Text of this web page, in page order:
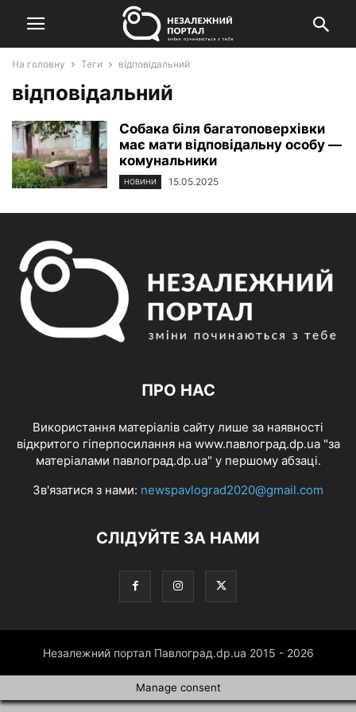
На головну Теги відповідальний
відповідальний
Собака біля багатоповерхівки
має мати відповідальну особу ―
комунальники
НОВИНИ 15.05.2025
ПРО НАС
Використання матеріалів сайту лише за наявності
відкритого гіперпосилання на www.павлоград.dp.ua "за
матеріалами павлоград.dp.ua" у першому абзаці.
Зв'язатися з нами: newspavlograd2020@gmail.com
СЛІДУЙТЕ ЗА НАМИ
Незалежний портал Павлоград.dp.ua 2015 - 2026
Manage consent